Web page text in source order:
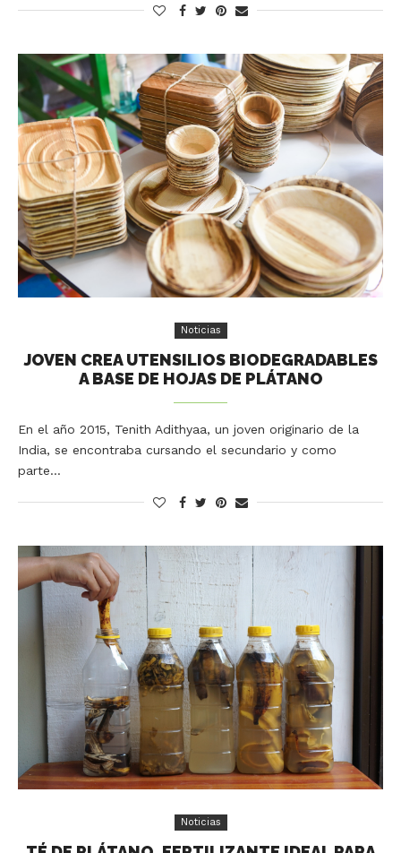
Noticias
JOVEN CREA UTENSILIOS BIODEGRADABLES
A BASE DE HOJAS DE PLÁTANO
En el año 2015, Tenith Adithyaa, un joven originario de la
India, se encontraba cursando el secundario y como
parte…
Noticias